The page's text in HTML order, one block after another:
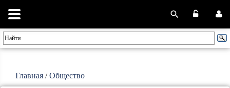
Главная /Общество